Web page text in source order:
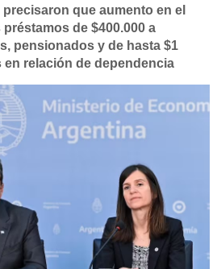
que aumento en el
de $400.000 a
pensionados y de hasta $1
en relación de dependencia